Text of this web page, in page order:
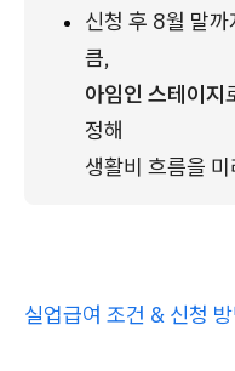
신청 후 8월 말
큼,
아임인 스테이지
정해
생활비 흐름을
실업급여 조건 & 신청